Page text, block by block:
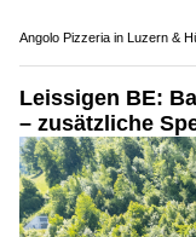
Angolo Pizzeria in Luzern &
Leissigen BE:
– zusätzliche